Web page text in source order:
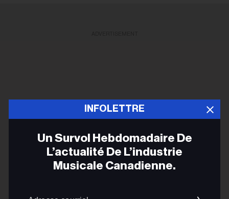
INFOLETTRE
Un Survol Hebdomadaire De
L’actualité De L’industrie
Musicale Canadienne.